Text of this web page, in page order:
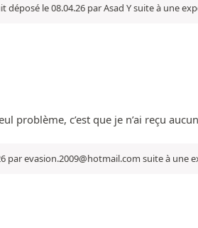
déposé le 08.04.26 par Asad Y suite à une
problème, c’est que je n’ai reçu
par evasion.2009@hotmail.com suite à une